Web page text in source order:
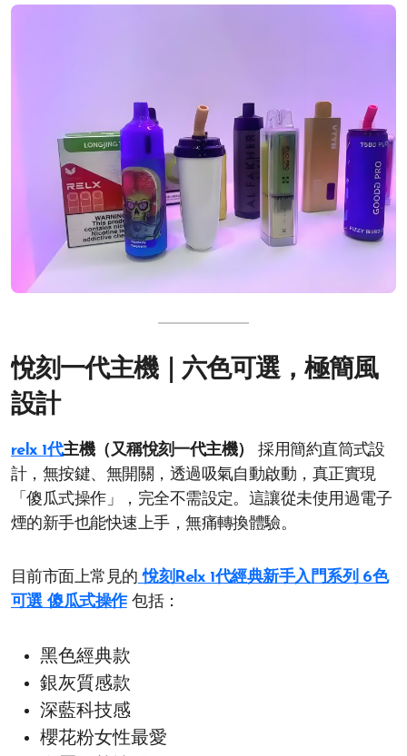
悅刻一代主機｜六色可選，極簡風
設計
relx 1代主機（又稱悅刻一代主機）
採用簡約直筒式設
計，無按鍵、無開關，透過吸氣自動啟動，真正實現
「傻瓜式操作」，完全不需設定。這讓從未使用過電子
煙的新手也能快速上手，無痛轉換體驗。
目前市面上常見的 悅刻Relx 1代經典新手入門系列 6色
可選 傻瓜式操作包括：
黑色經典款
銀灰質感款
深藍科技感
櫻花粉女性最愛